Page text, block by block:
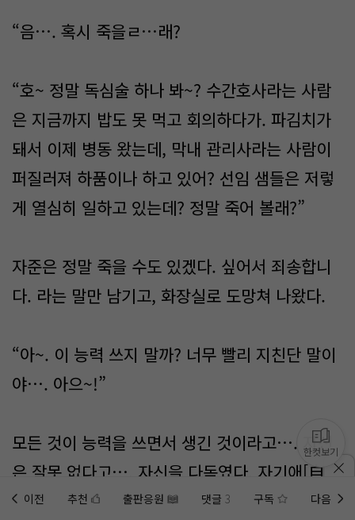
“음…. 혹시 죽을ㄹ…래?
“호~ 정말 독심술 하나 봐~? 수간호사라는 사람
은 지금까지 밥도 못 먹고 회의하다가. 파김치가
돼서 이제 병동 왔는데, 막내 관리사라는 사람이
퍼질러져 하품이나 하고 있어? 선임 샘들은 저렇
게 열심히 일하고 있는데? 정말 죽어 볼래?”
자준은 정말 죽을 수도 있겠다. 싶어서 죄송합니
다. 라는 말만 남기고, 화장실로 도망쳐 나왔다.
“아~. 이 능력 쓰지 말까? 너무 빨리 지친단 말이
야…. 아으~!”
모든 것이 능력을 쓰면서 생긴 것이라고…. 자신
은 잘못 없다고…. 자신을 다독였다. 자기애[自己
愛]는 자준이 갑이다. 그렇기에 항상 즐겁게 살아
이전 추천 출판응원 댓글 3 구독 다음
한컷보기
홈에미노벨 웹추가하기 미노벨 앱설치하기